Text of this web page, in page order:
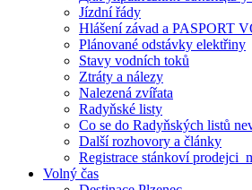
Jízdní řády
Hlášení závad a PASPORT
Plánované odstávky elektřiny
Stavy vodních toků
Ztráty a nálezy
Nalezená zvířata
Radyňské listy
Co se do Radyňských listů
Další rozhovory a články
Registrace stánkoví
Volný čas